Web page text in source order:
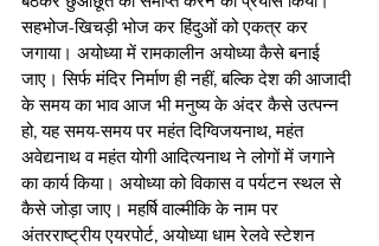
सहभोज-खिचड़ी भोज कर हिंदुओं को एकत्र कर
जगाया। अयोध्या में रामकालीन अयोध्या कैसे बनाई
जाए। सिर्फ मंदिर निर्माण ही नहीं, बल्कि देश की आजादी
के समय का भाव आज भी मनुष्य के अंदर कैसे उत्पन्न
हो, यह समय-समय पर महंत दिग्विजयनाथ, महंत
अवेद्यनाथ व महंत योगी आदित्यनाथ ने लोगों में जगाने
का कार्य किया। अयोध्या को विकास व पर्यटन स्थल से
कैसे जोड़ा जाए। महर्षि वाल्मीकि के नाम पर
अंतरराष्ट्रीय एयरपोर्ट, अयोध्या धाम रेलवे स्टेशन